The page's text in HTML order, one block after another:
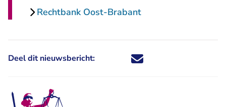
Rechtbank Oost-Brabant
Deel dit nieuwsbericht: Deel dit nieuwsbericht via X -
Deel dit nieuwsbericht via
Deel dit nieuwsbericht
Deel dit